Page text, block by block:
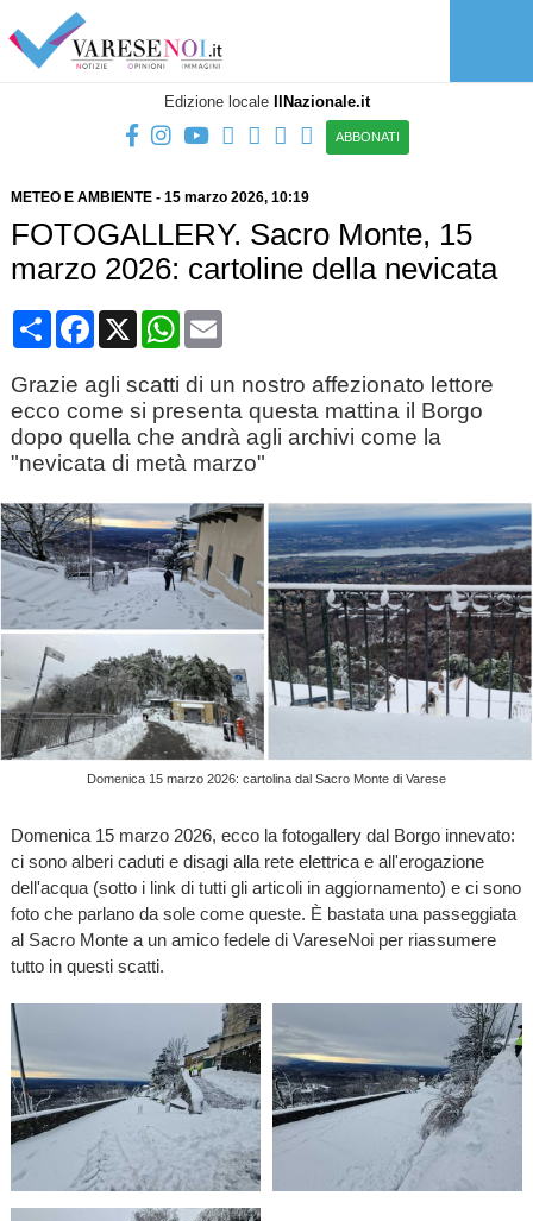
Edizione locale IlNazionale.it
ABBONATI
METEO E AMBIENTE- 15 marzo 2026, 10:19
FOTOGALLERY. Sacro Monte, 15
marzo 2026: cartoline della nevicata
CondividiFacebook
X WhatsApp
Email
Grazie agli scatti di un nostro affezionato lettore
ecco come si presenta questa mattina il Borgo
dopo quella che andrà agli archivi come la
"nevicata di metà marzo"
Domenica 15 marzo 2026: cartolina dal Sacro Monte di Varese
Domenica 15 marzo 2026, ecco la fotogallery dal Borgo innevato:
ci sono alberi caduti e disagi alla rete elettrica e all'erogazione
dell'acqua (sotto i link di tutti gli articoli in aggiornamento) e ci sono
foto che parlano da sole come queste. È bastata una passeggiata
al Sacro Monte a un amico fedele di VareseNoi per riassumere
tutto in questi scatti.